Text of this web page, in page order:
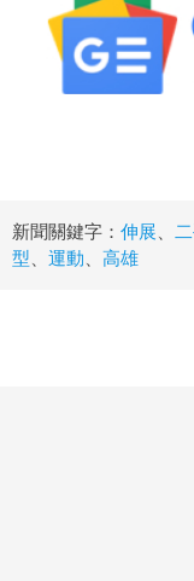
新聞關鍵字： 伸展
型
運動 高雄